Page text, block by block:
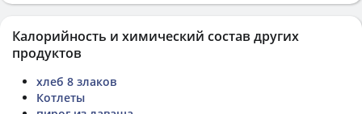
Калорийность и химический состав других
продуктов
хлеб 8 злаков
Котлеты